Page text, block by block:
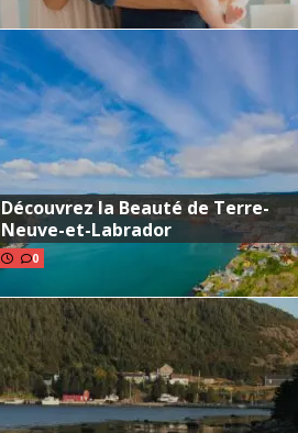
Découvrez la Beauté de Terre-
Neuve-et-Labrador
0